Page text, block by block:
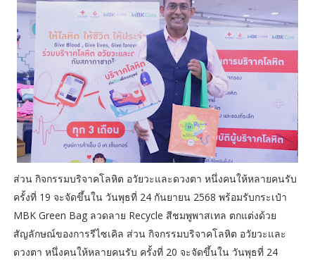
ส่วน กิจกรรมบริจาคโลหิต อวัยวะและดวงตา หนึ่งคนให้หลายคนรับ
ครั้งที่ 19 จะจัดขึ้นใน วันพุธที่ 24 กันยายน 2568 พร้อมรับกระเป๋า
MBK Green Bag ลวดลาย Recycle สีชมพูพาสเทล ตกแต่งด้วย
สัญลักษณ์ของการรีไซเคิล ส่วน กิจกรรมบริจาคโลหิต อวัยวะและ
ดวงตา หนึ่งคนให้หลายคนรับ ครั้งที่ 20 จะจัดขึ้นใน วันพุธที่ 24